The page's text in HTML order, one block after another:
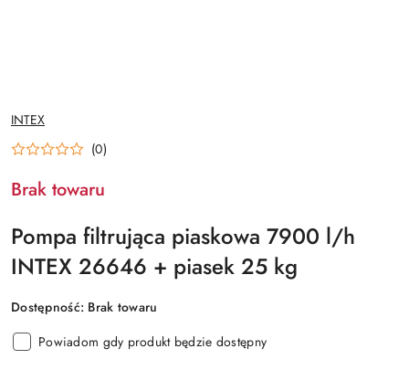
NAZWA
PRODUCENTA:
INTEX
(0)
Brak towaru
Pompa filtrująca piaskowa 7900 l/h
INTEX 26646 + piasek 25 kg
Dostępność: Brak towaru
Powiadom gdy produkt będzie dostępny